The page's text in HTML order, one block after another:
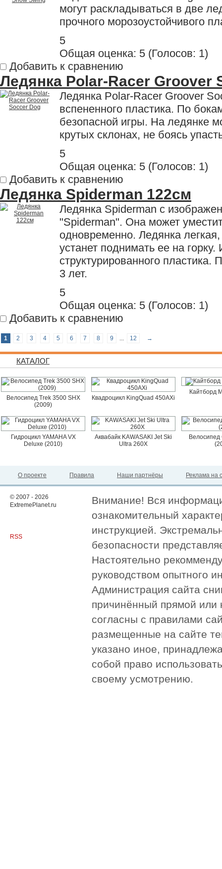
могут раскладываться в две
прочного морозоустойчивого
5
Общая оценка: 5 (Голосов: 1)
Добавить к сравнению
Ледянка Polar-Racer Groover
Ледянка Polar-Racer Groover
вспененного пластика. По
безопасной игры. На ледянке
крутых склонах, не боясь
5
Общая оценка: 5 (Голосов: 1)
Добавить к сравнению
Ледянка Spiderman 122см
Ледянка Spiderman с
"Spiderman". Она может
одновременно. Ледянка
устанет поднимать ее на горку.
структурированного пластика.
3 лет.
5
Общая оценка: 5 (Голосов: 1)
Добавить к сравнению
1 2 3 4 5 6 7 8 9 ... 12 →
КАТАЛОГ
Велосипед Trek 3500 SHX
(2009)
Квадроцикл KingQuad 450AXi
Кайтборд
Гидроцикл YAMAHA VX
Deluxe (2010)
Аквабайк KAWASAKI Jet Ski
Ultra 260X
Велосипед
О проекте Правила Наши партнёры Реклама на
© 2007 - 2026
ExtremePlanet.ru
RSS
Внимание! Вся
ознакомительный
инструкцией.
безопасности
Настоятельно
руководством опытного
Администрация сайта
причинённый прямой или
согласны с правилами
размещенные на сайте
указано иное,
собой право
своему усмотрению.